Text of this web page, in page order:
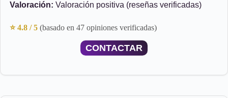
Valoración: Valoración positiva (reseñas verificadas)
⭐ 4.8 / 5 (basado en 47 opiniones verificadas)
CONTACTAR